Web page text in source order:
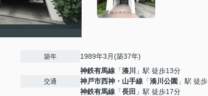
築年 1989年3月(築37年)
交通
神鉄有馬線 「湊川
」駅 徒歩13分
神戸市西神・山手線 「湊川公園 」駅 徒
神鉄有馬線 「長田 」駅 徒歩17分